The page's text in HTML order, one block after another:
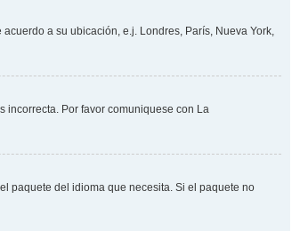
a su ubicación, e.j. Londres, París, Nueva York,
incorrecta. Por favor comuniquese con La
paquete del idioma que necesita. Si el paquete no